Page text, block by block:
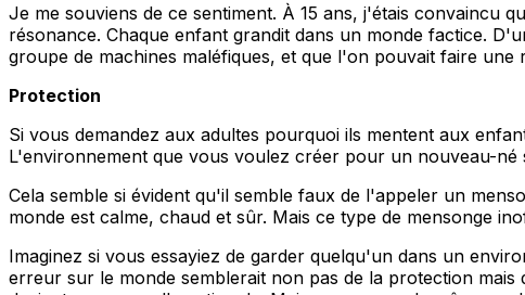
Je me souviens de ce sentiment. À 15 ans, j'étais convaincu
résonance. Chaque enfant grandit dans un monde factice.
groupe de machines maléfiques, et que l'on pouvait faire
Protection
Si vous demandez aux adultes pourquoi ils mentent aux
L'environnement que vous voulez créer pour un nouveau-
Cela semble si évident qu'il semble faux de l'appeler un
monde est calme, chaud et sûr. Mais ce type de mensonge
Imaginez si vous essayiez de garder quelqu'un dans un
erreur sur le monde semblerait non pas de la protection